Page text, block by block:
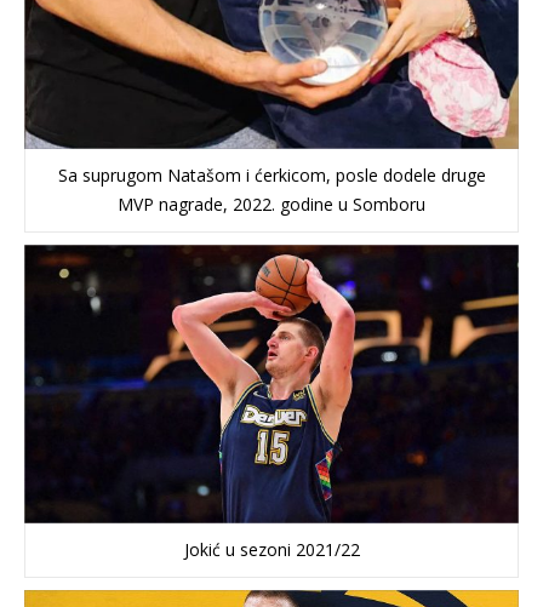
Sa suprugom Natašom i ćerkicom, posle dodele druge
MVP nagrade, 2022. godine u Somboru
Jokić u sezoni 2021/22